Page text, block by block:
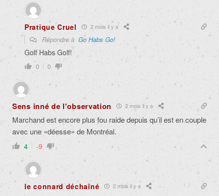
Pratique Cruel 2 mois il y a
Répondre à Go Habs Go!
Golf Habs Golf!
0 0
Sens inné de l'observation 2 mois il y a
Marchand est encore plus fou raide depuis qu’il est en couple
avec une «déesse» de Montréal.
4 -9
le connard déchaîné 2 mois il y a